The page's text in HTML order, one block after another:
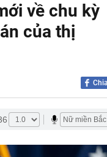
dõi vị trí người
vượt mốc 50%,
rác, người đàn
về chu kỳ
của thị